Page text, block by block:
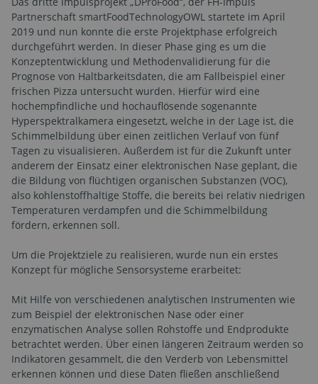
Partnerschaft smartFoodTechnologyOWL startete im April
2019 und nun konnte die erste Projektphase erfolgreich
durchgeführt werden. In dieser Phase ging es um die
Konzeptentwicklung und Methodenvalidierung für die
Prognose von Haltbarkeitsdaten, die am Fallbeispiel einer
frischen Pizza untersucht wurden. Hierfür wird eine
hochempfindliche und hochauflösende sogenannte
Hyperspektralkamera eingesetzt, welche in der Lage ist, die
Schimmelbildung über einen zeitlichen Verlauf von fünf
Tagen zu visualisieren. Außerdem ist für die Zukunft unter
anderem der Einsatz einer elektronischen Nase geplant, die
die Bildung von flüchtigen organischen Substanzen (VOC),
also kohlenstoffhaltige Stoffe, die bereits bei relativ niedrigen
Temperaturen verdampfen und die Schimmelbildung
fördern, erkennen soll.
Um die Projektziele zu realisieren, wurde nun ein erstes
Konzept für mögliche Sensorsysteme erarbeitet:
Mit Hilfe von verschiedenen analytischen Instrumenten wie
zum Beispiel der elektronischen Nase oder einer
enzymatischen Analyse sollen Rohstoffe und Endprodukte
betrachtet werden. Über einen längeren Zeitraum werden so
Indikatoren gesammelt, die den Verderb von Lebensmittel
erkennen können und diese Daten fließen anschließend